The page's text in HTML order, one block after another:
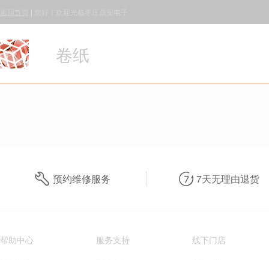
|
卷纸
预约维修服务 7天无理由退货
帮助中心 服务支持 线下门店